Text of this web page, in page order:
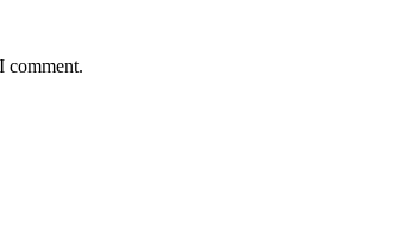
comment.